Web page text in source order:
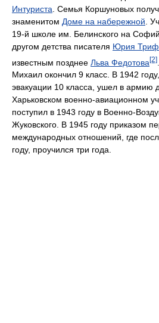
Интуриста . Семья Коршуновых
знаменитом Доме на набережной .
19-й школе им. Белинского на
другом детства писателя Юрия
известным позднее Льва Федотова[2]
Михаил окончил 9 класс. В 1942
эвакуации 10 класса, ушел в армию
Харьковском военно-авиационном
поступил в 1943 году в Военно-
Жуковского. В 1945 году приказом
международных отношений, где
году, проучился три года.